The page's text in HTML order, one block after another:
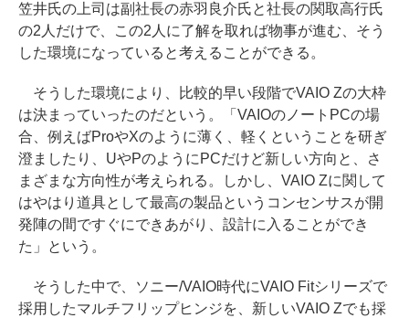
笠井氏の上司は副社長の赤羽良介氏と社長の関取高行氏
の2人だけで、この2人に了解を取れば物事が進む、そう
した環境になっていると考えることができる。
そうした環境により、比較的早い段階でVAIO Zの大枠
は決まっていったのだという。「VAIOのノートPCの場
合、例えばProやXのように薄く、軽くということを研ぎ
澄ましたり、UやPのようにPCだけど新しい方向と、さ
まざまな方向性が考えられる。しかし、VAIO Zに関して
はやはり道具として最高の製品というコンセンサスが開
発陣の間ですぐにできあがり、設計に入ることができ
た」という。
そうした中で、ソニー/VAIO時代にVAIO Fitシリーズで
採用したマルチフリップヒンジを、新しいVAIO Zでも採